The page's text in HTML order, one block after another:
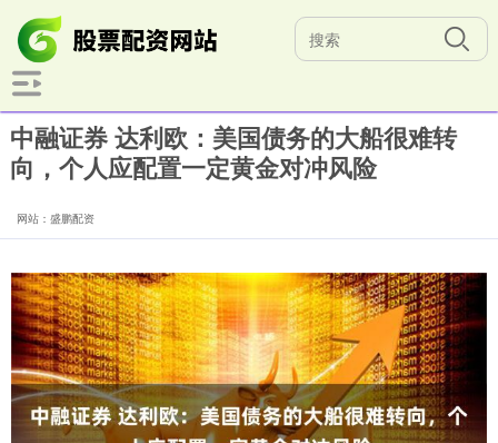
中融证券 达利欧：美国债务的大船很难转
向，个人应配置一定黄金对冲风险
网站：盛鹏配资